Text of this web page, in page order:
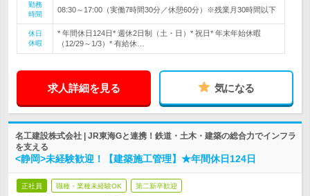
勤務
時間
08:30～17:00（実働7時間30分／休憩60分）※残業月30時間以下
休日
休暇
* 年間休日124日* 週休2日制（土・日）* 祝日* 年末年始休暇
（12/29～1/3）* 有給休…
求人詳細を見る 気になる
名工建設株式会社 | JR東海Gと連携！鉄道・土木・建築の総合力でインフラ
を支える
<静岡>未経験歓迎！【建築施工管理】★年間休日124日
正社員 職種・業種未経験OK 第二新卒歓迎